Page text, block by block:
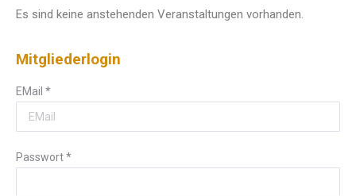
Es sind keine anstehenden Veranstaltungen vorhanden.
Mitgliederlogin
EMail *
Passwort*